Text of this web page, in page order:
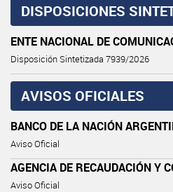
DISPOSICIONES
ENTE NACIONAL DE
Disposición Sintetizada 7939/2026
AVISOS OFICIALES
BANCO DE LA NACIÓN
Aviso Oficial
AGENCIA DE RECAUDACIÓN Y
Aviso Oficial